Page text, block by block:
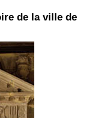
de la ville de